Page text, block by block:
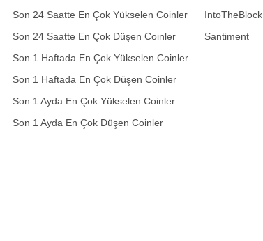
Son 24 Saatte En Çok Yükselen Coinler
Son 24 Saatte En Çok Düşen Coinler
Son 1 Haftada En Çok Yükselen Coinler
Son 1 Haftada En Çok Düşen Coinler
Son 1 Ayda En Çok Yükselen Coinler
Son 1 Ayda En Çok Düşen Coinler
IntoTheBlock
Santiment